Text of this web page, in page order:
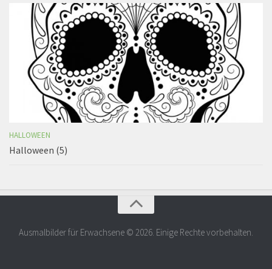
HALLOWEEN
Halloween (5)
Ausmalbilder für Erwachsene © 2026. Einige Rechte vorbehalten.